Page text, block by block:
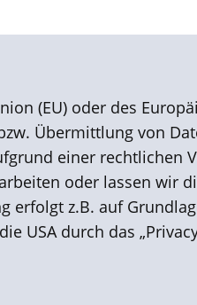
(EU) oder des
Übermittlung von
einer
oder lassen
erfolgt z.B. auf
USA durch das